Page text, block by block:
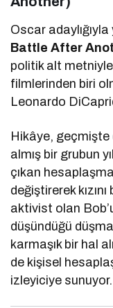
Oscar
Battle After
politik alt
filmlerinden biri
Leonardo
Hikâye, geçmişte
almış bir grubun
çıkan
değiştirerek
aktivist olan
düşündüğü
karmaşık bir hal
de kişisel
izleyiciye sunuyor.